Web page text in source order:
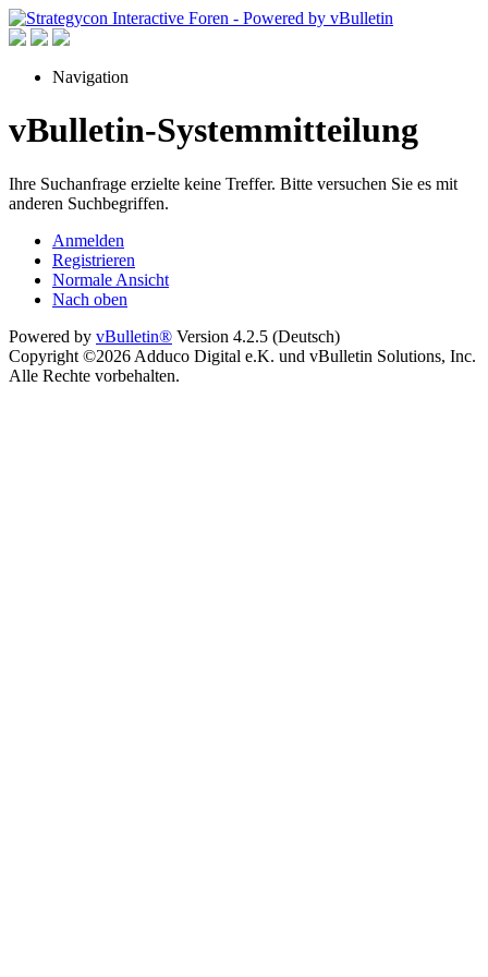
Navigation
vBulletin-Systemmitteilung
Ihre Suchanfrage erzielte keine Treffer. Bitte versuchen Sie es mit
anderen Suchbegriffen.
Anmelden
Registrieren
Normale Ansicht
Nach oben
Powered by vBulletin® Version 4.2.5 (Deutsch)
Copyright ©2026 Adduco Digital e.K. und vBulletin Solutions, Inc.
Alle Rechte vorbehalten.